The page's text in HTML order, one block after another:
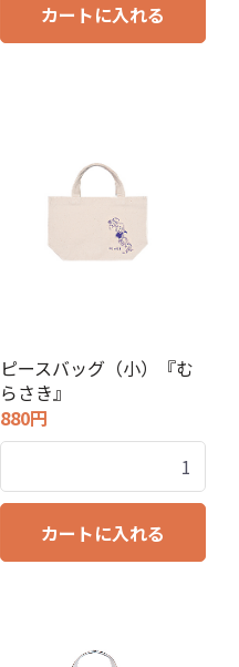
カートに入れる
ピースバッグ（小）『む
らさき』
880円
カートに入れる